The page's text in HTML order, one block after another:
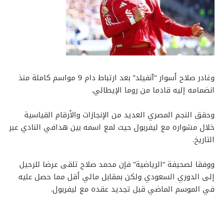
وغادر صلاح أسوار “آنفيلد” بعد ارتباط دام 9 مواسم كاملة منذ
انضمامه إليه قادما من روما الإيطالي.
وحقق النجم المصري العديد من الإنجازات والأرقام القياسية
خلال مشواره مع ليفربول حيث لمع اسمه بين هدافي النادي عبر
التاريخ.
ووفقا لصحيفة “الرياضية” فإن محمد صلاح تلقى عرضا للرحيل
إلى الدوري السعودي ولكن بمقابل مالي أقل مما حصل عليه
في الموسم الماضي قبل تجديد عقده مع ليفربول.